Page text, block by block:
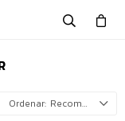
Recomendados